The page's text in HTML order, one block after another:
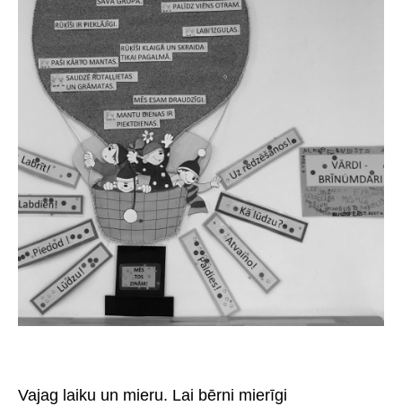
Vajag laiku un mieru. Lai bērni mierīgi